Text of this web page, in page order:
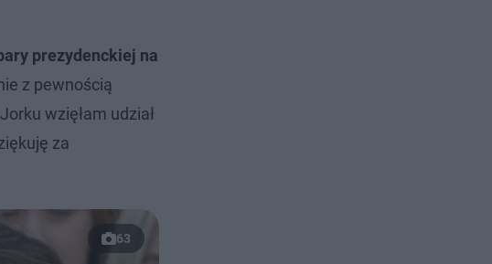
prezydenckiej na
z pewnością
wzięłam udział
za
63